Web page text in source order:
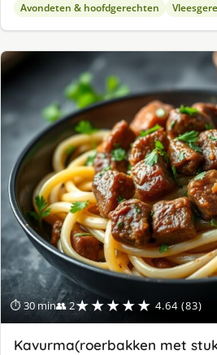
Avondeten & hoofdgerechten
⏱ 30 min👥 2★★★★★ 4.64 (83)
Kavurma(roerbakken met